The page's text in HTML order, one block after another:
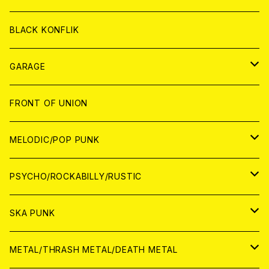
ANALOG
ANALOG
CD
ANALOG
BLACK KONFLIK
GARAGE
JAPAN
アナログ
CD
WORLD
アナログ
CD
FRONT OF UNION
MELODIC/POP PUNK
JAPAN
CD
ANALOG
WORLD
CD
PSYCHO/ROCKABILLY/RUSTIC
JAPAN
CD
WORLD
SKA PUNK
JAPAN
METAL/THRASH METAL/DEATH METAL